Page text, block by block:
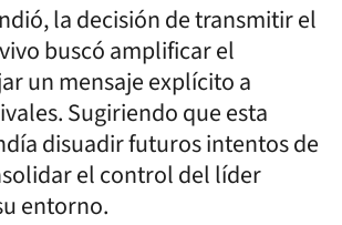
la decisión de transmitir el
buscó amplificar el
un mensaje explícito a
Sugiriendo que esta
disuadir futuros intentos de
el control del líder
entorno.